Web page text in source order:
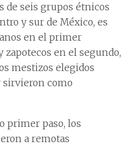
de seis grupos étnicos
y sur de México, es
en el primer
zapotecos en el segundo,
mestizos elegidos
sirvieron como
primer paso, los
a remotas